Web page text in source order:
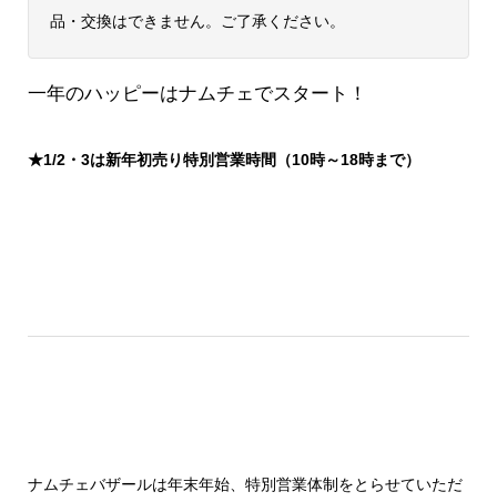
品・交換はできません。ご了承ください。
一年のハッピーはナムチェでスタート！
★1/2・3は新年初売り特別営業時間（10時～18時まで）
ナムチェバザールは年末年始、特別営業体制をとらせていただ